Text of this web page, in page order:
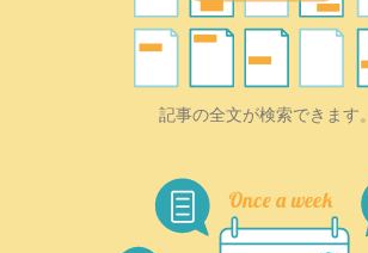
記事の全文が検索できます。